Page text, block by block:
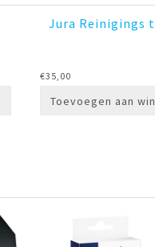
Jura Reinigings
€35,00
Toevoegen aan